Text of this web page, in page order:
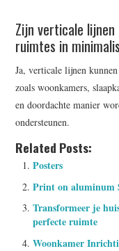
Zijn verticale
ruimtes in
Ja, verticale lijnen
zoals woonkamers,
en doordachte manier
ondersteunen.
Related Posts:
Posters
Print on aluminum
Transformeer je
perfecte ruimte
Woonkamer